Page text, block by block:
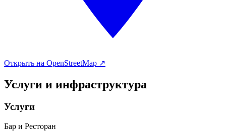
Открыть на OpenStreetMap ↗
Услуги и инфраструктура
Услуги
Бар и Ресторан